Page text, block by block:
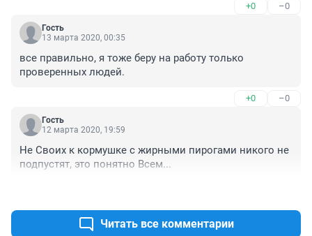
+0 –0
Гость
13 марта 2020, 00:35
все правильно, я тоже беру на работу только
проверенных людей.
+0 –0
Гость
12 марта 2020, 19:59
Не Своих к кормушке с жирными пирогами никого не
подпустят, это понятно Всем...
Читать все комментарии